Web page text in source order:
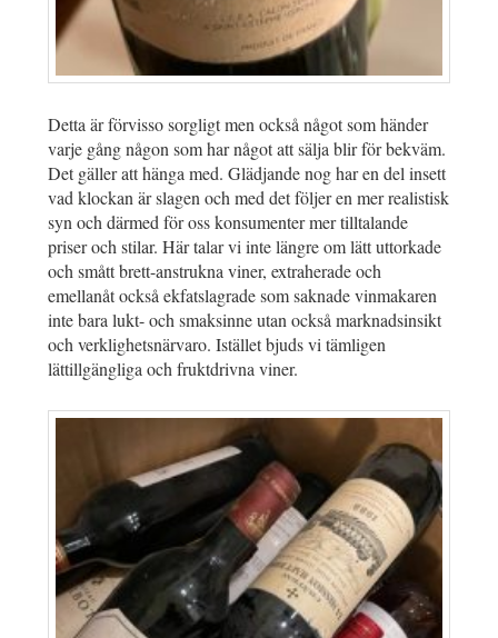
Detta är förvisso sorgligt men också något som händer
varje gång någon som har något att sälja blir för bekväm.
Det gäller att hänga med. Glädjande nog har en del insett
vad klockan är slagen och med det följer en mer realistisk
syn och därmed för oss konsumenter mer tilltalande
priser och stilar. Här talar vi inte längre om lätt uttorkade
och smått brett-anstrukna viner, extraherade och
emellanåt också ekfatslagrade som saknade vinmakaren
inte bara lukt- och smaksinne utan också marknadsinsikt
och verklighetsnärvaro. Istället bjuds vi tämligen
lättillgängliga och fruktdrivna viner.